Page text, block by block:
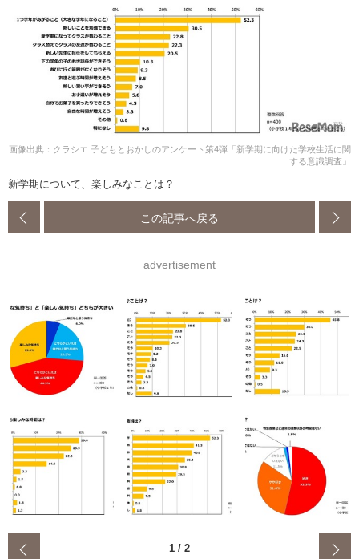
画像出典：クラシエ 子どもとおかしのアンケート第4弾「新学期に向けた学校生活に関
する意識調査」
新学期について、楽しみなことは？
この記事へ戻る
advertisement
1 / 2